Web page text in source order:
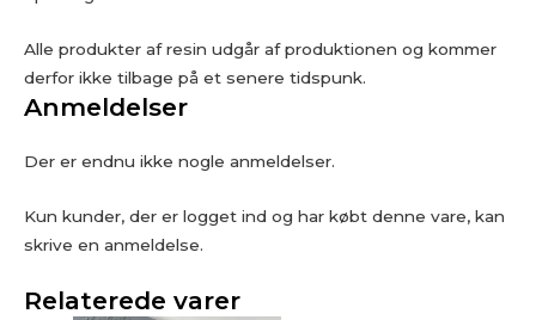
Alle produkter af resin udgår af produktionen og kommer
derfor ikke tilbage på et senere tidspunk.
Anmeldelser
Der er endnu ikke nogle anmeldelser.
Kun kunder, der er logget ind og har købt denne vare, kan
skrive en anmeldelse.
Relaterede varer